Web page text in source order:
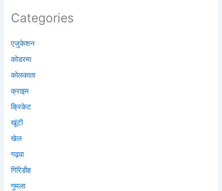
Categories
एजुकेशन
कोडरमा
कोलकाता
क्राइम
क्रिकेट
खूंटी
खेल
गढ़वा
गिरिडीह
गुमला